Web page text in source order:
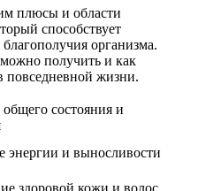
плюсы и области
способствует
организма.
получить и как
повседневной жизни.
состояния и
и выносливости
здоровой кожи и волос